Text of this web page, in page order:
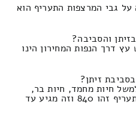
גבי המרצפות התעריף הוא
והסביבה?
דרך הנפות המחירון הינו
זיתן?
חיות מחמד, חיות בר,
שוורים, בני פרה, סוסים ועוד, התעריף זהו 840 וזה מגיע עד